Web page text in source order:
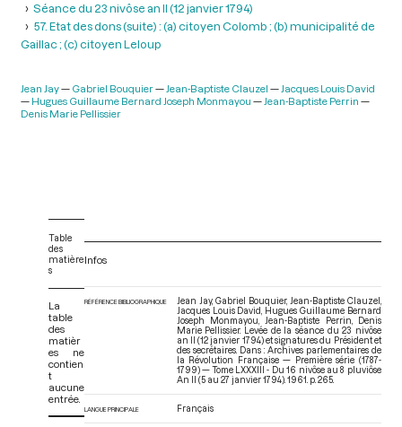
Séance du 23 nivôse an II (12 janvier 1794)
57. Etat des dons (suite) : (a) citoyen Colomb ; (b) municipalité de
Gaillac ; (c) citoyen Leloup
Jean Jay Gabriel Bouquier Jean-Baptiste Clauzel
Jacques Louis David
Hugues Guillaume Bernard Joseph Monmayou
Jean-Baptiste Perrin
Denis Marie Pellissier
Table
des
matière
s
La
table
des
matièr
es ne
contien
t
aucune
entrée.
Infos
RÉFÉRENCE BIBLIOGRAPHIQUE
Jean Jay, Gabriel Bouquier, Jean-Baptiste Clauzel,
Jacques Louis David, Hugues Guillaume Bernard
Joseph Monmayou, Jean-Baptiste Perrin, Denis
Marie Pellissier. Levée de la séance du 23 nivôse
an II (12 janvier 1794) et signatures du Président et
des secrétaires. Dans : Archives parlementaires de
la Révolution Française — Première série (1787-
1799) — Tome LXXXIII - Du 16 nivôse au 8 pluviôse
An II (5 au 27 janvier 1794). 1961. p. 265.
LANGUE PRINCIPALE Français